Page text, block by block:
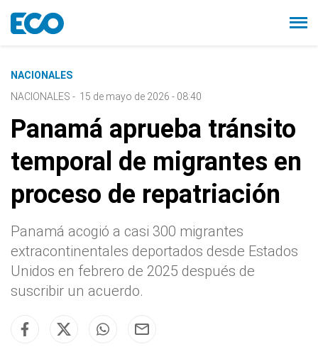
NACIONALES
NACIONALES - 15 de mayo de 2026 - 08:40
Panamá aprueba tránsito
temporal de migrantes en
proceso de repatriación
Panamá acogió a casi 300 migrantes
extracontinentales deportados desde Estados
Unidos en febrero de 2025 después de
suscribir un acuerdo.